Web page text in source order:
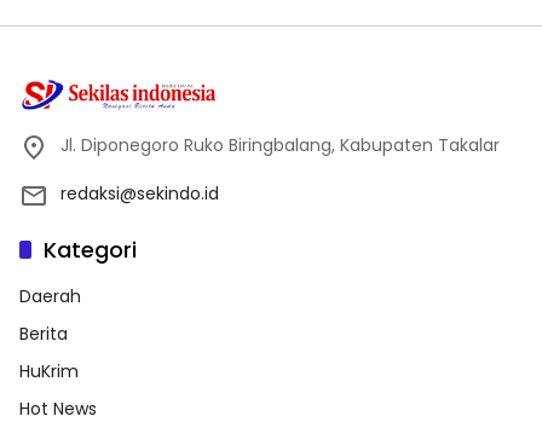
Jl. Diponegoro Ruko Biringbalang, Kabupaten Takalar
redaksi@sekindo.id
Kategori
Daerah
Berita
HuKrim
Hot News